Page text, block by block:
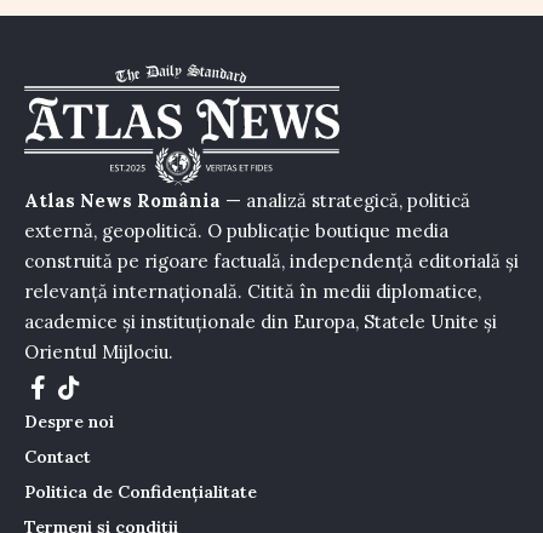
Atlas News România — analiză strategică, politică
externă, geopolitică. O publicație boutique media
construită pe rigoare factuală, independență editorială și
relevanță internațională. Citită în medii diplomatice,
academice și instituționale din Europa, Statele Unite și
Orientul Mijlociu.
Despre noi
Contact
Politica de Confidențialitate
Termeni și condiții